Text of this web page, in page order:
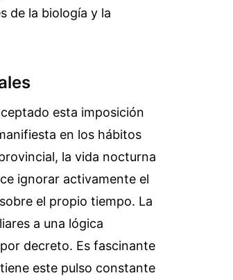
de la biología y la
esta imposición
en los hábitos
la vida nocturna
ignorar activamente el
el propio tiempo. La
a una lógica
decreto. Es fascinante
este pulso constante